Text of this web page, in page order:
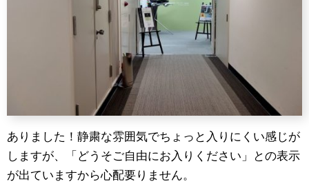
ありました！静粛な雰囲気でちょっと入りにくい感じが
しますが、「どうそご自由にお入りください」との表示
が出ていますから心配要りません。